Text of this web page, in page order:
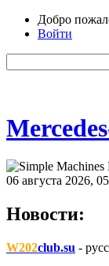
Добро
Войти
06 августа 2026,
Новости:
W202club.su -